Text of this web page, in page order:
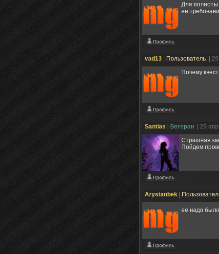
Для полноты
ее
vad13 Пользователь
|
Почему
Santias Ветеран
| 29
Страшная
Пойдем
Arystanbek
её надо